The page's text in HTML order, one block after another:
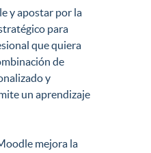
y apostar por la
para
que quiera
de
y
un aprendizaje
mejora la